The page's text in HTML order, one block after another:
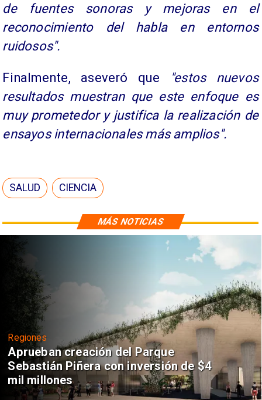
MÁS NOTICIAS
de fuentes sonoras y mejoras en el
reconocimiento del habla en entornos
ruidosos".
Finalmente, aseveró que
"estos nuevos
resultados muestran que este enfoque es
muy prometedor y justifica la realización de
ensayos internacionales más amplios".
SALUD CIENCIA
Regiones
Aprueban creación del Parque
Sebastián Piñera con inversión de $4
mil millones